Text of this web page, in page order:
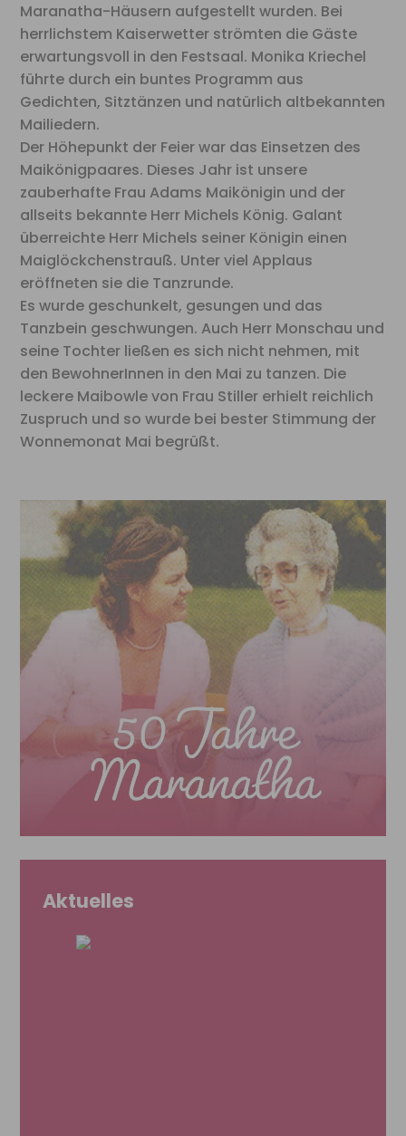
Maranatha-Häusern aufgestellt wurden. Bei
herrlichstem Kaiserwetter strömten die Gäste
erwartungsvoll in den Festsaal. Monika Kriechel
führte durch ein buntes Programm aus
Gedichten, Sitztänzen und natürlich altbekannten
Mailiedern.
Der Höhepunkt der Feier war das Einsetzen des
Maikönigpaares. Dieses Jahr ist unsere
zauberhafte Frau Adams Maikönigin und der
allseits bekannte Herr Michels König. Galant
überreichte Herr Michels seiner Königin einen
Maiglöckchenstrauß. Unter viel Applaus
eröffneten sie die Tanzrunde.
Es wurde geschunkelt, gesungen und das
Tanzbein geschwungen. Auch Herr Monschau und
seine Tochter ließen es sich nicht nehmen, mit
den BewohnerInnen in den Mai zu tanzen. Die
leckere Maibowle von Frau Stiller erhielt reichlich
Zuspruch und so wurde bei bester Stimmung der
Wonnemonat Mai begrüßt.
Aktuelles